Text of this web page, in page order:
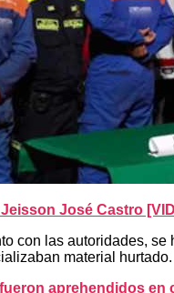
José Castro
con las autoridades,
material hurtado.
aprehendidos en